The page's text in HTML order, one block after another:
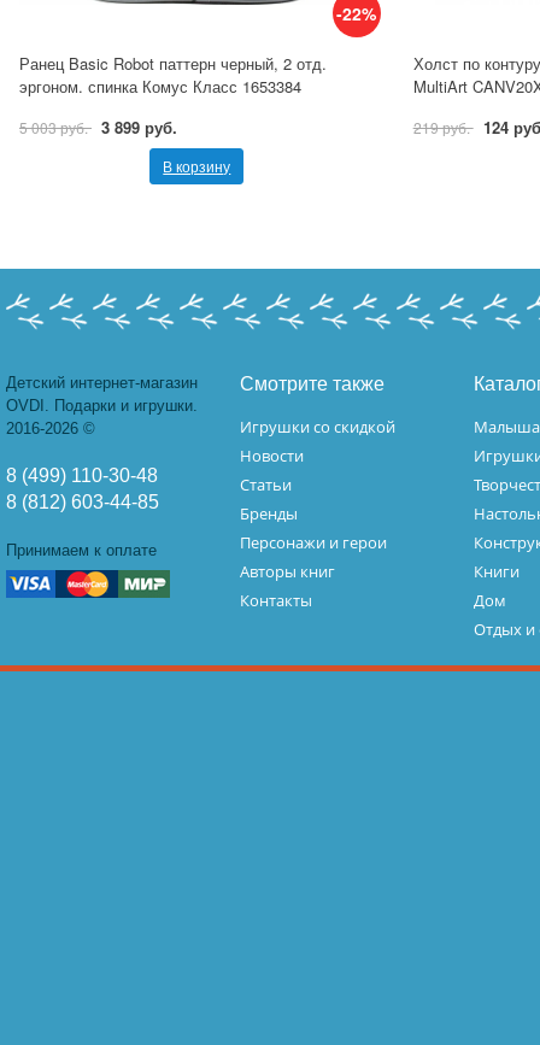
-22%
Ранец Basic Robot паттерн черный, 2 отд.
эргоном. спинка Комус Класс 1653384
5 003 руб. 3 899 руб.
В корзину
Холст по
MultiArt
219 руб. 124
Детский интернет-магазин
OVDI. Подарки и игрушки.
2016-2026 ©
8 (499) 110-30-48
8 (812) 603-44-85
Принимаем к оплате
Смотрите также
Игрушки со скидкой
Новости
Статьи
Бренды
Персонажи и герои
Авторы книг
Контакты
Книги
Дом
Отдых и